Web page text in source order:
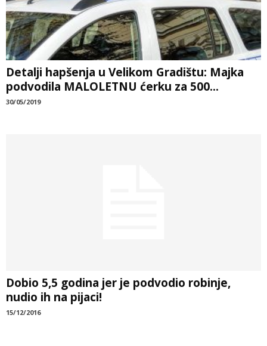
Detalji hapšenja u Velikom Gradištu: Majka
podvodila MALOLETNU ćerku za 500...
30/05/2019
Dobio 5,5 godina jer je podvodio robinje,
nudio ih na pijaci!
15/12/2016